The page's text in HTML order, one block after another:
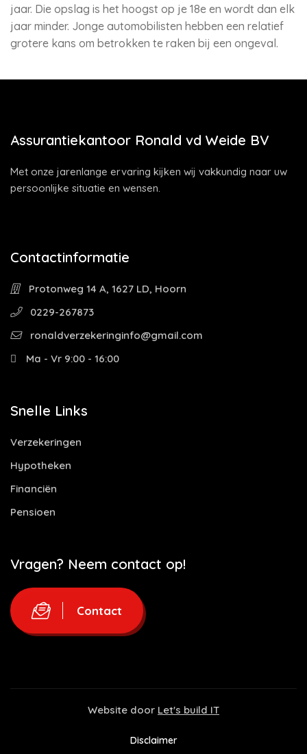
jaar. Die opslag is het hoogst op je 18e en wordt dan elk
jaar minder. Jonge automobilisten hebben een relatief
grotere kans om betrokken te raken bij een ongeval.
Assurantiekantoor Ronald vd Weide BV
Met onze jarenlange ervaring kijken wij vakkundig naar uw
persoonlijke situatie en wensen.
Contactinformatie
Protonweg 14 A, 1627 LD, Hoorn
0229-267873
ronaldverzekeringinfo@gmail.com
Ma - Vr 9:00 - 16:00
Snelle Links
Verzekeringen
Hypotheken
Financiën
Pensioen
Vragen? Neem contact op!
Contact
Website door Let's build IT
Disclaimer